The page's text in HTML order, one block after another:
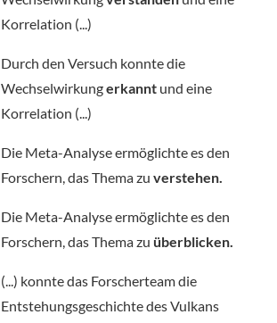
Korrelation (...)
Durch den Versuch konnte die
Wechselwirkungerkannt und eine
Korrelation (...)
Die Meta-Analyse ermöglichte es den
Forschern, das Thema zu verstehen.
Die Meta-Analyse ermöglichte es den
Forschern, das Thema zu überblicken.
(...) konnte das Forscherteam die
Entstehungsgeschichte des Vulkans